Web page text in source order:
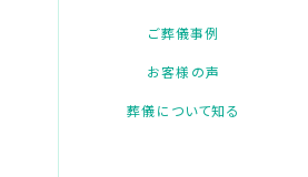
ご葬儀事例
お客様の声
葬儀について知る